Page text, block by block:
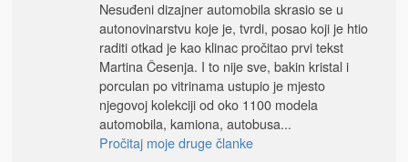
Nesuđeni dizajner automobila skrasio se u
autonovinarstvu koje je, tvrdi, posao koji je htio
raditi otkad je kao klinac pročitao prvi tekst
Martina Česenja. I to nije sve, bakin kristal i
porculan po vitrinama ustupio je mjesto
njegovoj kolekciji od oko 1100 modela
automobila, kamiona, autobusa...
Pročitaj moje druge članke